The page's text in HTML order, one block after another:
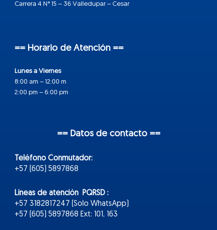
Carrera 4 N° 15 – 36 Valledupar – Cesar
== Horario de Atención ==
Lunes a Viernes
8:00 am – 12:00 m
2:00 pm – 6:00 pm
== Datos de contacto ==
Teléfono Conmutador:
+57 (605) 5897868
Líneas de atención PQRSD :
+57 3182817247 (Solo WhatsApp)
+57 (605) 5897868 Ext: 101, 163